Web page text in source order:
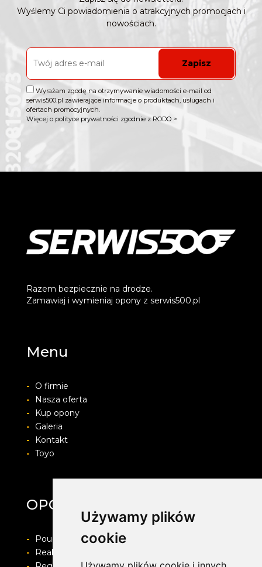
Używamy plików
cookie
Wyślemy Ci powiadomienia o atrakcyjnych promocjach i
nowościach.
Zapisz
Wyrażam zgodę na otrzymywanie wiadomości e-mail od
serwis500.pl zawierające informacje o produktach, usługach i
ofertach promocyjnych.
Więcej o polityce prywatności zgodnie z RODO >
Razem bezpiecznie na drodze.
Zamawiaj i wymieniaj opony z serwis500.pl
Menu
-
O firmie
-
Nasza oferta
-
Kup opony
-
Galeria
-
Kontakt
- Toyo
OPONY ŚMIGIELSKI
-
Pouczenie o prawie do odstapienia od umowy
-
Realizacja zamówienia i formy płatności